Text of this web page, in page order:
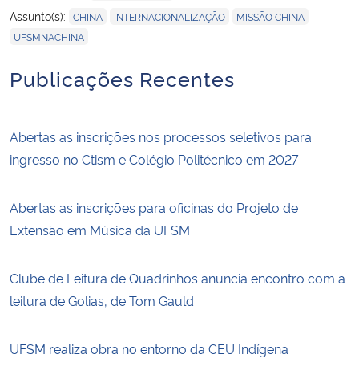
Assunto(s): CHINA INTERNACIONALIZAÇÃO MISSÃO CHINA
UFSMNACHINA
Publicações Recentes
Abertas as inscrições nos processos seletivos para
ingresso no Ctism e Colégio Politécnico em 2027
Abertas as inscrições para oficinas do Projeto de
Extensão em Música da UFSM
Clube de Leitura de Quadrinhos anuncia encontro com a
leitura de Golias, de Tom Gauld
UFSM realiza obra no entorno da CEU Indígena